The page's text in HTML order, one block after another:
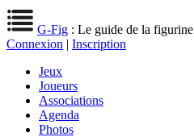
G-Fig : Le guide de la figurine
Connexion | Inscription
Jeux
Joueurs
Associations
Agenda
Photos